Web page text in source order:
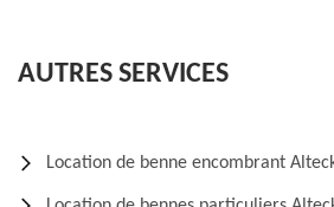
AUTRES SERVICES
Location de benne encombrant